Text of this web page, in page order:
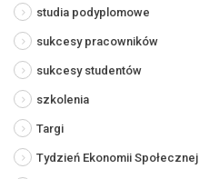
studia podyplomowe
sukcesy pracowników
sukcesy studentów
szkolenia
Targi
Tydzień Ekonomii Społecznej